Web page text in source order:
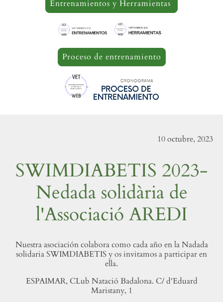
Entrenamientos y Herramientas
Proceso de entrenamiento
10 octubre, 2023
SWIMDIABETIS 2023-
Nedada solidària de
l'Associació AREDI
Nuestra asociación colabora como cada año en la Nadada
solidaria SWIMDIABETIS y os invitamos a participar en
ella.
ESPAIMAR, CLub Natació Badalona. C/ d'Eduard
Maristany, 1